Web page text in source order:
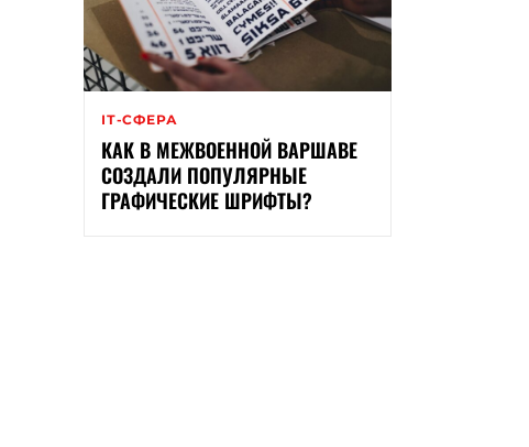
ІТ-СФЕРА
КАК В МЕЖВОЕННОЙ ВАРШАВЕ
СОЗДАЛИ ПОПУЛЯРНЫЕ
ГРАФИЧЕСКИЕ ШРИФТЫ?